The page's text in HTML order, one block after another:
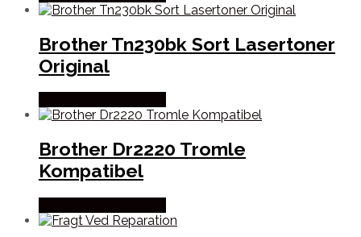
Brother Tn230bk Sort Lasertoner
Original
Brother Dr2220 Tromle
Kompatibel